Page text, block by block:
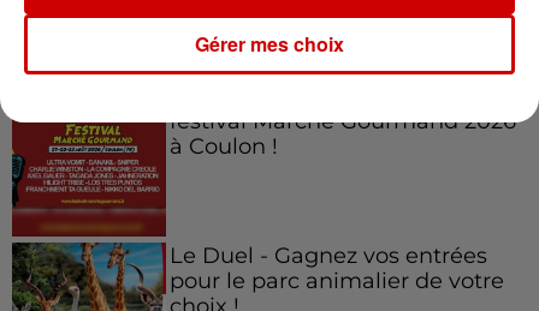
festival Marché Gourmand 2026
à Coulon !
Le Duel - Gagnez vos entrées
pour le parc animalier de votre
Gérer mes choix